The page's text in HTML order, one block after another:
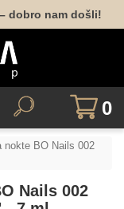
dobro nam došli!
0
nokte BO Nails 002
Nails 002